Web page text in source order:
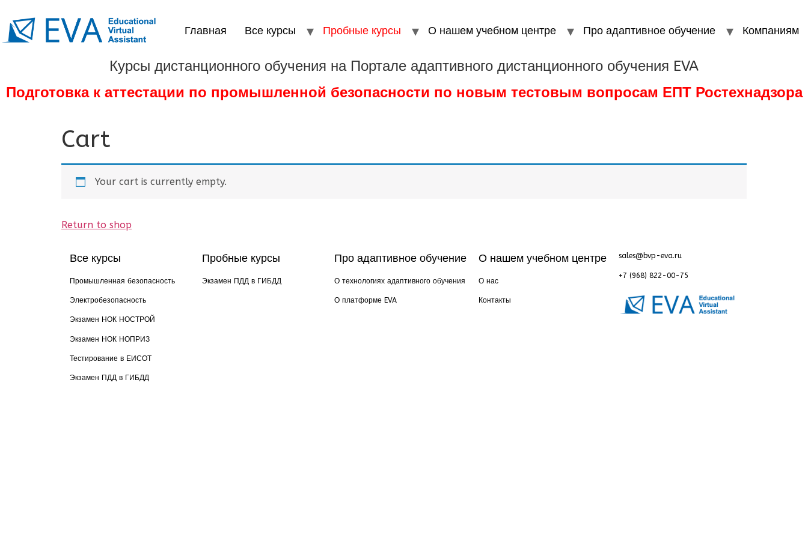
Главная Все курсы Пробные курсы О нашем учебном центре Про адаптивное обучение Компаниям
Курсы дистанционного обучения на Портале адаптивного дистанционного обучения EVA
Подготовка к аттестации по промышленной безопасности по новым тестовым вопросам ЕПТ Ростехнадзора
Cart
Your cart is currently empty.
Return to shop
Все курсы
Промышленная безопасность
Электробезопасность
Экзамен НОК НОСТРОЙ
Экзамен НОК НОПРИЗ
Тестирование в ЕИСОТ
Экзамен ПДД в ГИБДД
Пробные курсы
Экзамен ПДД в ГИБДД
Про адаптивное обучение
О технологиях адаптивного обучения
О платформе EVA
О нашем учебном центре
О нас
Контакты
sales@bvp-eva.ru
+7 (968) 822-00-75